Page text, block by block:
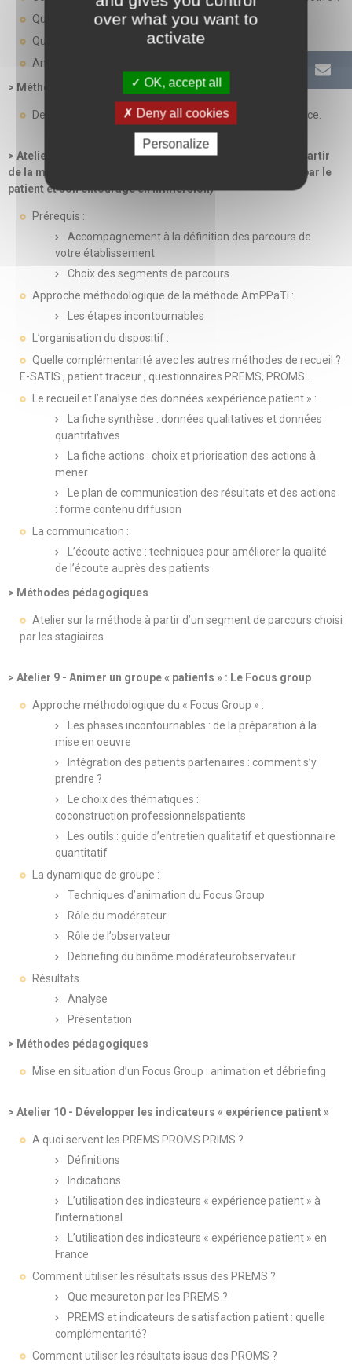
Quels outils mobiliser ?
Quelle méthode utiliser ?
Analyse de projet
> Méthodes pédagogiques
Des interventions s’appuyant sur des retours d’expérience.
> Atelier 8 - Évaluer et améliorer les parcours de soins à partir
de la méthode AmPPati (Amélioration du Parcours vécu par le
patient et son entourage en Immersion)
Prérequis :
Accompagnement à la définition des parcours de
votre établissement
Choix des segments de parcours
Approche méthodologique de la méthode AmPPaTi :
Les étapes incontournables
L’organisation du dispositif :
Quelle complémentarité avec les autres méthodes de recueil ?
E-SATIS , patient traceur , questionnaires PREMS, PROMS….
Le recueil et l’analyse des données «expérience patient » :
La fiche synthèse : données qualitatives et données
quantitatives
La fiche actions : choix et priorisation des actions à
mener
Le plan de communication des résultats et des actions
: forme contenu diffusion
La communication :
L’écoute active : techniques pour améliorer la qualité
de l’écoute auprès des patients
> Méthodes pédagogiques
Atelier sur la méthode à partir d’un segment de parcours choisi
par les stagiaires
> Atelier 9 - Animer un groupe « patients » : Le Focus group
Approche méthodologique du « Focus Group » :
Les phases incontournables : de la préparation à la
mise en oeuvre
Intégration des patients partenaires : comment s’y
prendre ?
Le choix des thématiques :
coconstruction professionnelspatients
Les outils : guide d’entretien qualitatif et questionnaire
quantitatif
La dynamique de groupe :
Techniques d’animation du Focus Group
Rôle du modérateur
Rôle de l’observateur
Debriefing du binôme modérateurobservateur
Résultats
Analyse
Présentation
> Méthodes pédagogiques
Mise en situation d’un Focus Group : animation et débriefing
> Atelier 10 - Développer les indicateurs « expérience patient »
A quoi servent les PREMS PROMS PRIMS ?
Définitions
Indications
L’utilisation des indicateurs « expérience patient » à
l’international
L’utilisation des indicateurs « expérience patient » en
France
Comment utiliser les résultats issus des PREMS ?
Que mesureton par les PREMS ?
PREMS et indicateurs de satisfaction patient : quelle
complémentarité?
Comment utiliser les résultats issus des PROMS ?
over what you want to
activate
OK, accept all
Deny all cookies
Personalize